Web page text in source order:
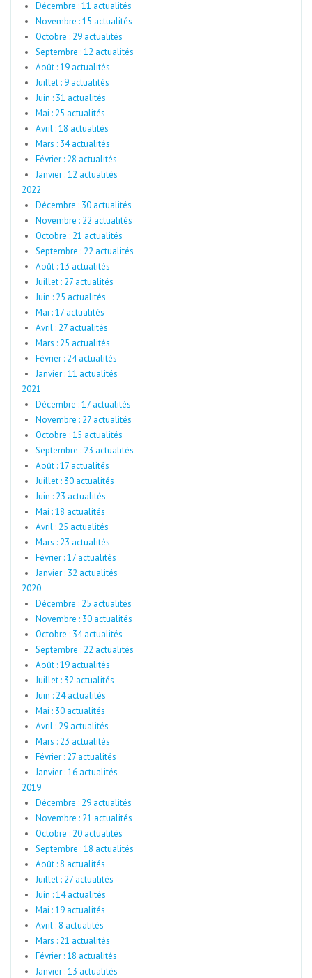
Décembre : 11 actualités
Novembre : 15 actualités
Octobre : 29 actualités
Septembre : 12 actualités
Août : 19 actualités
Juillet : 9 actualités
Juin : 31 actualités
Mai : 25 actualités
Avril : 18 actualités
Mars : 34 actualités
Février : 28 actualités
Janvier : 12 actualités
2022
Décembre : 30 actualités
Novembre : 22 actualités
Octobre : 21 actualités
Septembre : 22 actualités
Août : 13 actualités
Juillet : 27 actualités
Juin : 25 actualités
Mai : 17 actualités
Avril : 27 actualités
Mars : 25 actualités
Février : 24 actualités
Janvier : 11 actualités
2021
Décembre : 17 actualités
Novembre : 27 actualités
Octobre : 15 actualités
Septembre : 23 actualités
Août : 17 actualités
Juillet : 30 actualités
Juin : 23 actualités
Mai : 18 actualités
Avril : 25 actualités
Mars : 23 actualités
Février : 17 actualités
Janvier : 32 actualités
2020
Décembre : 25 actualités
Novembre : 30 actualités
Octobre : 34 actualités
Septembre : 22 actualités
Août : 19 actualités
Juillet : 32 actualités
Juin : 24 actualités
Mai : 30 actualités
Avril : 29 actualités
Mars : 23 actualités
Février : 27 actualités
Janvier : 16 actualités
2019
Décembre : 29 actualités
Novembre : 21 actualités
Octobre : 20 actualités
Septembre : 18 actualités
Août : 8 actualités
Juillet : 27 actualités
Juin : 14 actualités
Mai : 19 actualités
Avril : 8 actualités
Mars : 21 actualités
Février : 18 actualités
Janvier : 13 actualités